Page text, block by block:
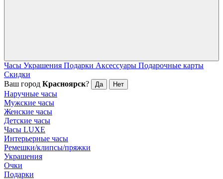
Часы Украшения Подарки Аксессуары Подарочные карты
Скидки
Ваш город Красноярск? Да Нет
Наручные часы
Мужские часы
Женские часы
Детские часы
Часы LUXE
Интерьерные часы
Ремешки/клипсы/пряжки
Украшения
Очки
Подарки